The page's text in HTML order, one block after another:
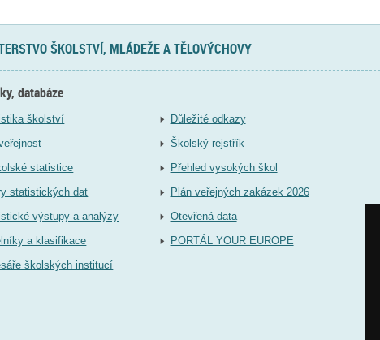
ŠKOLSTVÍ, MLÁDEŽE A TĚLOVÝCHOVY
databáze
školství
statistice
statistických dat
výstupy a analýzy
a klasifikace
školských institucí
Důležité odkazy
Školský rejstřík
Přehled vysokých škol
Plán veřejných zakázek 2026
Otevřená data
PORTÁL YOUR EUROPE